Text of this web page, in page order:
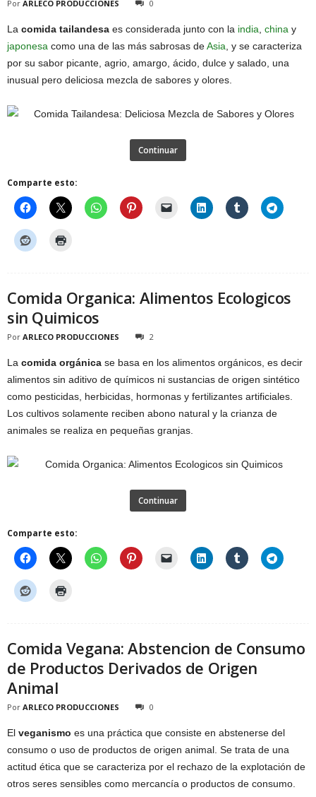
Por ARLECO PRODUCCIONES 0
La comida tailandesa es considerada junto con la india china y
japonesa como una de las más sabrosas deAsia , y se caracteriza
por su sabor picante, agrio, amargo, ácido, dulce y salado, una
inusual pero deliciosa mezcla de sabores y olores.
Continuar
Comparte esto:
Comida Organica: Alimentos Ecologicos
sin Quimicos
Por ARLECO PRODUCCIONES 2
La comida orgánica se basa en los alimentos orgánicos, es decir
alimentos sin aditivo de químicos ni sustancias de origen sintético
como pesticidas, herbicidas, hormonas y fertilizantes artificiales.
Los cultivos solamente reciben abono natural y la crianza de
animales se realiza en pequeñas granjas.
Continuar
Comparte esto:
Comida Vegana: Abstencion de Consumo
de Productos Derivados de Origen
Animal
Por ARLECO PRODUCCIONES 0
El veganismo es una práctica que consiste en abstenerse del
consumo o uso de productos de origen animal. Se trata de una
actitud ética que se caracteriza por el rechazo de la explotación de
otros seres sensibles como mercancía o productos de consumo.